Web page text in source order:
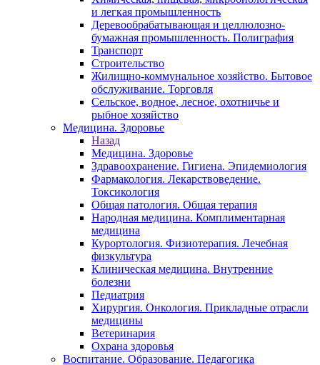
и легкая промышленность
Деревообрабатывающая и целлюлозно-
бумажная промышленность. Полиграфия
Транспорт
Строительство
Жилищно-коммунальное хозяйство. Бытовое
обслуживание. Торговля
Сельское, водное, лесное, охотничье и
рыбное хозяйство
Медицина. Здоровье
Назад
Медицина. Здоровье
Здравоохранение. Гигиена. Эпидемиология
Фармакология. Лекарствоведение.
Токсикология
Общая патология. Общая терапия
Народная медицина. Комплиментарная
медицина
Курортология. Физиотерапия. Лечебная
физкультура
Клиническая медицина. Внутренние
болезни
Педиатрия
Хирургия. Онкология. Прикладные отрасли
медицины
Ветеринария
Охрана здоровья
Воспитание. Образование. Педагогика